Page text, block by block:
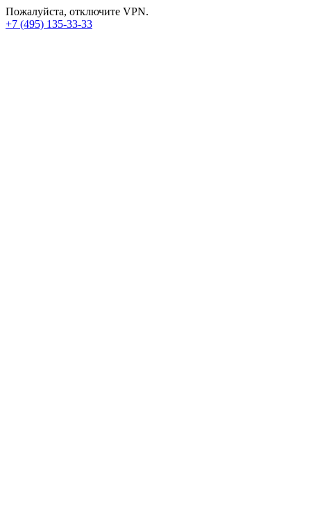
Пожалуйста, отключите VPN.
+7 (495) 135-33-33